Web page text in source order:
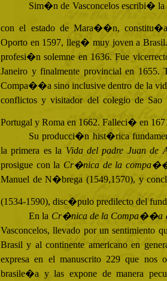
Sim�n de Vasconcelos escribi�
con el estado de Mara��n,
Oporto en 1597, lleg� muy joven a
profesi�n solemne en 1636. Fue
Janeiro y finalmente provincial en
Compa��a sino inclusive dentro de la
conflictos y visitador del colegio de
Portugal y Roma en 1662. Falleci� en
Su producci�n hist�rica
la primera es la Vida del padre Juan de
prosigue con la Cr�nica de la
Manuel de N�brega (1549,1570), y
(1534-1590), disc�pulo predilecto del
En la Cr�nica de la Compa��a
Vasconcelos, llevado por un sentimiento
Brasil y al continente americano en
expresa en el manuscrito 229 que nos
brasile�a y las expone de manera